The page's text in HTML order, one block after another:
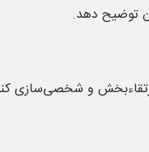
توضیح دهد.
ارتقاء‌بخش و شخصی‌سازی